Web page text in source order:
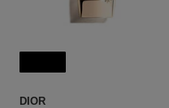
DIOR